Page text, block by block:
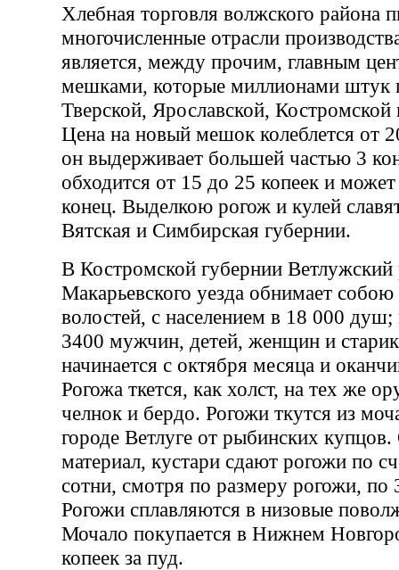
Хлебная торговля волжского района
многочисленные отрасли
является, между прочим, главным
мешками, которые миллионами штук
Тверской, Ярославской, Костромской
Цена на новый мешок колеблется от
он выдерживает большей частью 3
обходится от 15 до 25 копеек и
конец. Выделкою рогож и кулей
Вятская и Симбирская губернии.
В Костромской губернии
Макарьевского уезда обнимает
волостей, с населением в 18 000
3400 мужчин, детей, женщин и
начинается с октября месяца и
Рогожа ткется, как холст, на тех же
челнок и бердо. Рогожи ткутся из
городе Ветлуге от рыбинских
материал, кустари сдают рогожи по
сотни, смотря по размеру рогожи, по
Рогожи сплавляются в низовые
Мочало покупается в Нижнем
копеек за пуд.